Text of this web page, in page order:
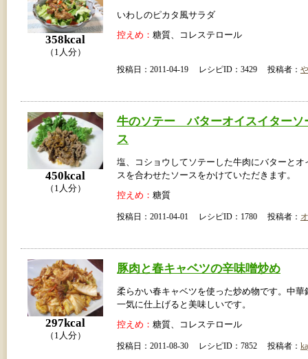
358kcal
（1人分）
いわしのピカタ風サラダ
控えめ： 糖質、コレステロール
投稿日：2011-04-19 レシピID：3429 投稿者：
450kcal
（1人分）
牛のソテー バターオイスイターソ
ス
塩、コショウしてソテーした牛肉にバターとオ
スを合わせたソースをかけていただきます。
控えめ： 糖質
投稿日：2011-04-01 レシピID：1780 投稿者：
297kcal
（1人分）
豚肉と春キャベツの辛味噌炒め
柔らかい春キャベツを使った炒め物です。中華
一気に仕上げると美味しいです。
控えめ： 糖質、コレステロール
投稿日：2011-08-30 レシピID：7852 投稿者：